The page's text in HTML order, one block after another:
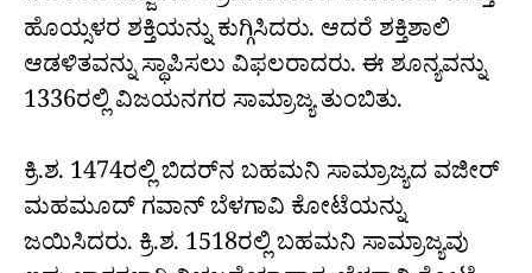
ಹೊಯ್ಸಳರ ಶಕ್ತಿಯನ್ನು ಕುಗ್ಗಿಸಿದರು. ಆದರೆ ಶಕ್ತಿಶಾಲಿ
ಆಡಳಿತವನ್ನು ಸ್ಥಾಪಿಸಲು ವಿಫಲರಾದರು. ಈ ಶೂನ್ಯವನ್ನು
1336ರಲ್ಲಿ ವಿಜಯನಗರ ಸಾಮ್ರಾಜ್ಯ ತುಂಬಿತು.
ಕ್ರಿ.ಶ. 1474ರಲ್ಲಿ ಬಿದರ್‌ನ ಬಹಮನಿ ಸಾಮ್ರಾಜ್ಯದ ವಜೀರ್
ಮಹಮೂದ್ ಗವಾನ್ ಬೆಳಗಾವಿ ಕೋಟೆಯನ್ನು
ಜಯಿಸಿದರು. ಕ್ರಿ.ಶ. 1518ರಲ್ಲಿ ಬಹಮನಿ ಸಾಮ್ರಾಜ್ಯವು